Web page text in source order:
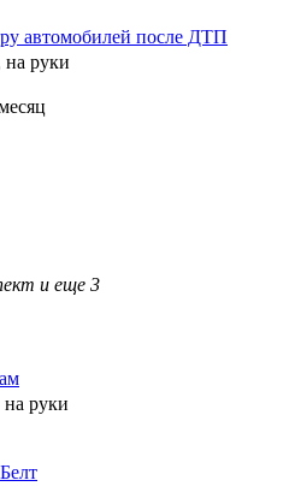
автомобилей после ДТП
на руки
и еще 3
на руки